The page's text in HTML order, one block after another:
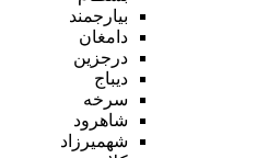
بیارجمند
دامغان
درجزین
دیباج
سرخه
شاهرود
شهمیرزاد